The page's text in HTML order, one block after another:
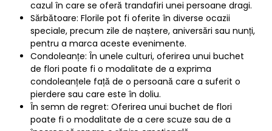
cazul în care se oferă trandafiri unei persoane dragi.
Sărbătoare: Florile pot fi oferite în diverse ocazii
speciale, precum zile de naștere, aniversări sau nunți,
pentru a marca aceste evenimente.
Condoleanțe: În unele culturi, oferirea unui buchet
de flori poate fi o modalitate de a exprima
condoleanțele față de o persoană care a suferit o
pierdere sau care este în doliu.
În semn de regret: Oferirea unui buchet de flori
poate fi o modalitate de a cere scuze sau de a